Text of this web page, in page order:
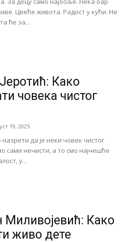
Цвеће живота. Радост у кући. Не
ће за...
Како
човека чистог
19, 2025
да је неки човек чистог
сами нечисти, а то смо најчешће
у...
Миливојевић: Како
живо дете